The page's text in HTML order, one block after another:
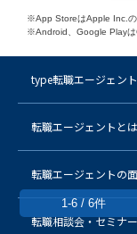
1-6 / 6件
※App StoreはApple Inc.の
※Android、Google Playは
type転職エージェン
転職エージェントとは
転職エージェントの
転職相談会・セミナー